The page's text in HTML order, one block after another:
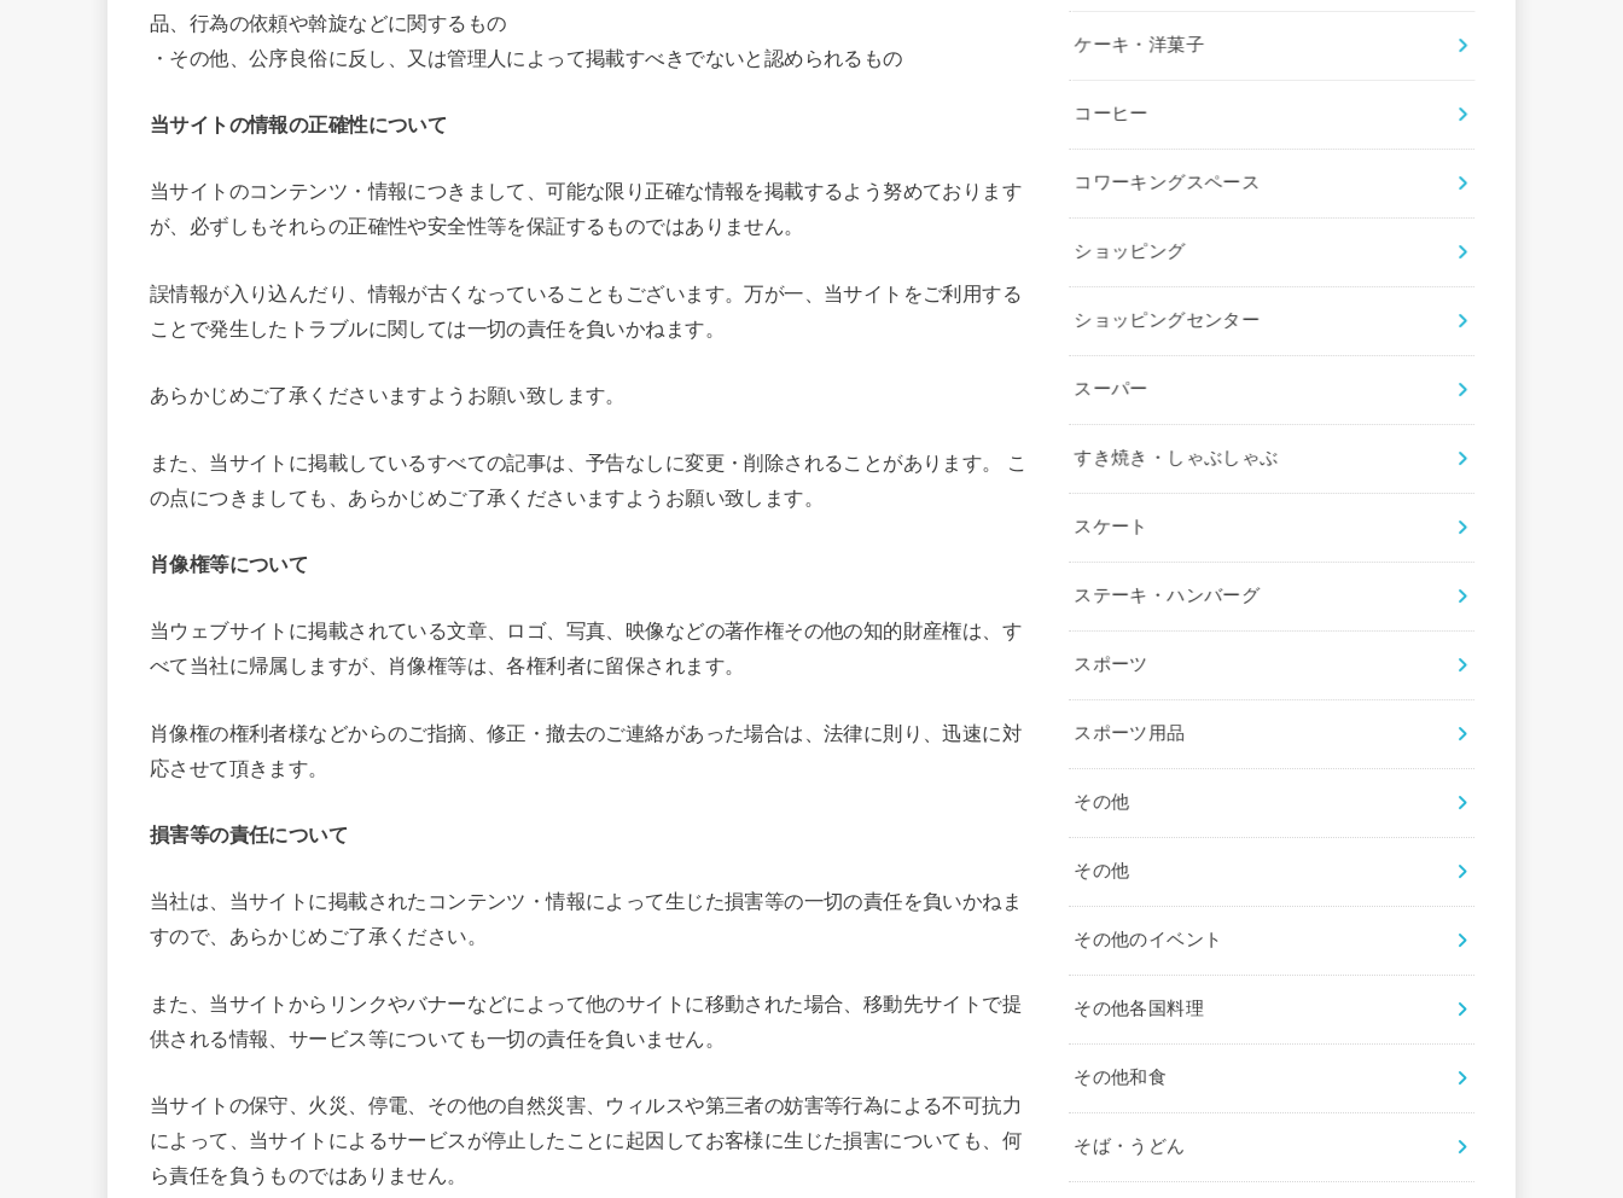
品、行為の依頼や斡旋などに関するもの
・その他、公序良俗に反し、又は管理人によって掲載すべきでないと認められるもの
当サイトの情報の正確性について
当サイトのコンテンツ・情報につきまして、可能な限り正確な情報を掲載するよう努めております
が、必ずしもそれらの正確性や安全性等を保証するものではありません。
誤情報が入り込んだり、情報が古くなっていることもございます。万が一、当サイトをご利用する
ことで発生したトラブルに関しては一切の責任を負いかねます。
あらかじめご了承くださいますようお願い致します。
また、当サイトに掲載しているすべての記事は、予告なしに変更・削除されることがあります。 こ
の点につきましても、あらかじめご了承くださいますようお願い致します。
肖像権等について
当ウェブサイトに掲載されている文章、ロゴ、写真、映像などの著作権その他の知的財産権は、す
べて当社に帰属しますが、肖像権等は、各権利者に留保されます。
肖像権の権利者様などからのご指摘、修正・撤去のご連絡があった場合は、法律に則り、迅速に対
応させて頂きます。
損害等の責任について
当社は、当サイトに掲載されたコンテンツ・情報によって生じた損害等の一切の責任を負いかねま
すので、あらかじめご了承ください。
また、当サイトからリンクやバナーなどによって他のサイトに移動された場合、移動先サイトで提
供される情報、サービス等についても一切の責任を負いません。
当サイトの保守、火災、停電、その他の自然災害、ウィルスや第三者の妨害等行為による不可抗力
によって、当サイトによるサービスが停止したことに起因してお客様に生じた損害についても、何
ら責任を負うものではありません。
ケーキ・洋菓子
コーヒー
コワーキングスペース
ショッピング
ショッピングセンター
スーパー
すき焼き・しゃぶしゃぶ
スケート
ステーキ・ハンバーグ
スポーツ
スポーツ用品
その他
その他
その他のイベント
その他各国料理
その他和食
そば・うどん